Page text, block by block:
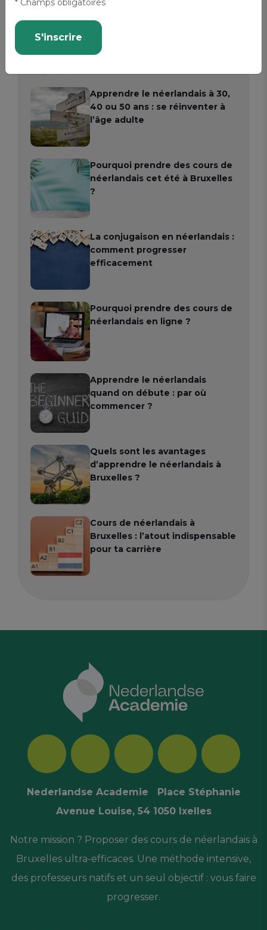
Combien coûtent des cours de
Apprendre le néerlandais à 30,
40 ou 50 ans : se réinventer à
l’âge adulte
Pourquoi prendre des cours de
néerlandais cet été à Bruxelles
?
La conjugaison en néerlandais :
comment progresser
efficacement
Pourquoi prendre des cours de
néerlandais en ligne ?
Apprendre le néerlandais
quand on débute : par où
commencer ?
Quels sont les avantages
d’apprendre le néerlandais à
Bruxelles ?
Cours de néerlandais à
Bruxelles : l’atout indispensable
pour ta carrière
Nederlandse Academie Place Stéphanie
Avenue Louise, 54 1050 Ixelles
Notre mission ? Proposer des cours de néerlandais à
Bruxelles ultra-efficaces. Une méthode intensive,
des professeurs natifs et un seul objectif : vous faire
progresser.
* Champs obligatoires
S'inscrire